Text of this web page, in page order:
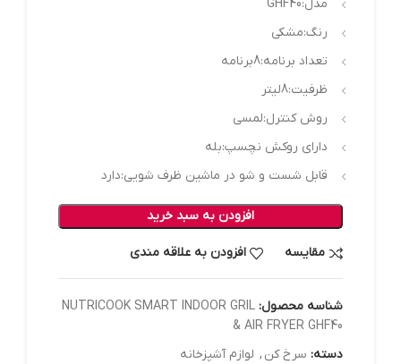
مدل:GHF40
رنگ:مشکی
تعداد برنامه:8برنامه
ظرفیت:8لیتر
روش کنترل:لمسی
دارای روکش نچسپ:بله
قابل شست و شو در ماشین ظرف شویی:دارد
افزودن به سبد خرید
مقایسه افزودن به علاقه مندی
شناسه محصول: NUTRICOOK SMART INDOOR GRIL
& AIR FRYER GHF40
دسته: سرخ کن , لوازم آشپزخانه